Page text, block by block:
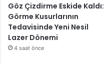
Göz Çizdirme Eskide Kaldı:
Görme Kusurlarının
Tedavisinde Yeni Nesil
Lazer Dönemi
4 saat önce